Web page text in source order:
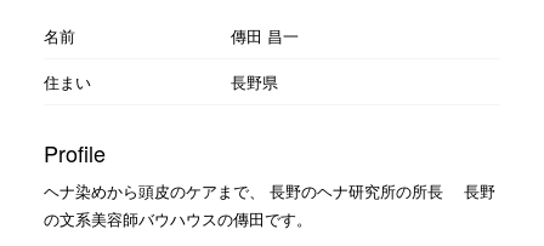
名前
傳田 昌一
住まい
長野県
Profile
ヘナ染めから頭皮のケアまで、 長野のヘナ研究所の所長 長野
の文系美容師バウハウスの傳田です。